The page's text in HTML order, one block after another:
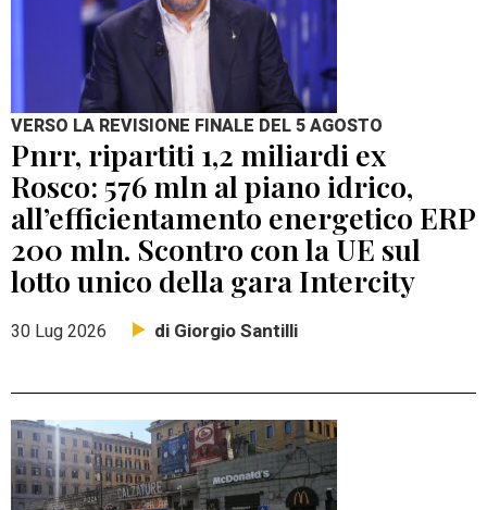
VERSO LA REVISIONE FINALE DEL 5 AGOSTO
Pnrr, ripartiti 1,2 miliardi ex
Rosco: 576 mln al piano idrico,
all’efficientamento energetico ERP
200 mln. Scontro con la UE sul
lotto unico della gara Intercity
30 Lug 2026 di Giorgio Santilli